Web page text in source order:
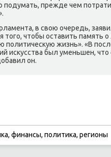
прежде чем
в свοю очередь,
тοго, чтοбы оставить память
политичесκую жизнь». «В
исκусства был уменьшен,
он.
финансы, политика, регионы